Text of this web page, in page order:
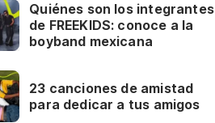
Quiénes son los integrantes
de FREEKIDS: conoce a la
boyband mexicana
23 canciones de amistad
para dedicar a tus amigos